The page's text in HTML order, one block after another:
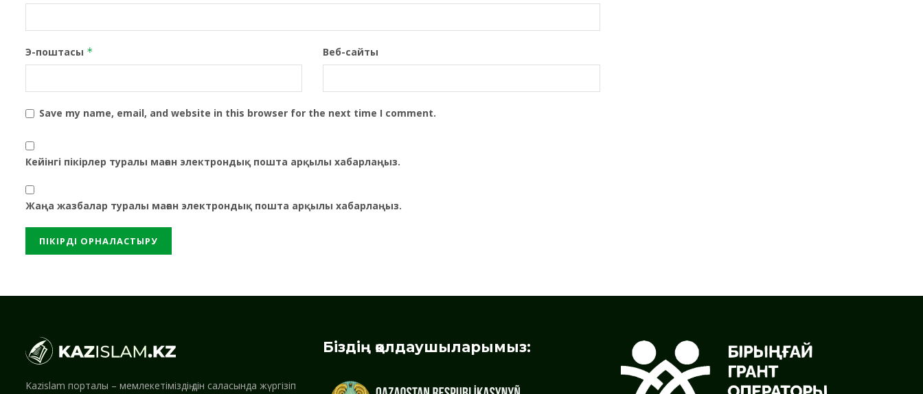
Э-поштасы * Веб-сайты
Save my name, email, and website in this browser for the next time I comment.
Кейінгі пікірлер туралы маған электрондық пошта арқылы хабарлаңыз.
Жаңа жазбалар туралы маған электрондық пошта арқылы хабарлаңыз.
Kazislam порталы – мемлекетіміздің дін саласында жүргізіп
Біздің қолдаушыларымыз: